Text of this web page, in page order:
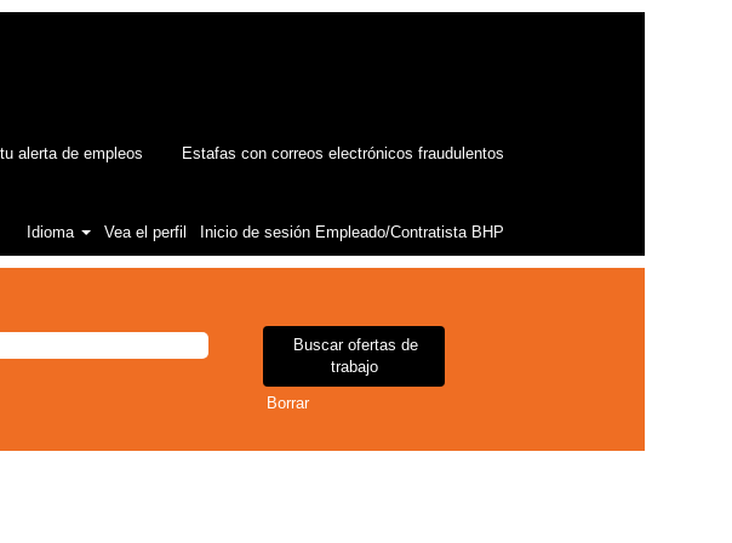
alerta de empleos Estafas con correos electrónicos fraudulentos
Idioma Vea el perfil Inicio de sesión Empleado/Contratista BHP
Borrar